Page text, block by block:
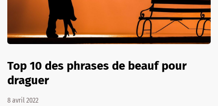
Top 10 des phrases de beauf pour
draguer
8 avril 2022